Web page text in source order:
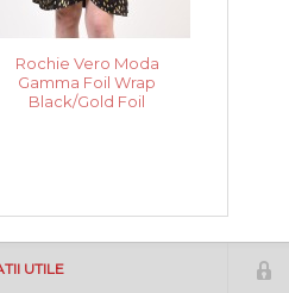
Rochie Vero Moda
Gamma Foil Wrap
Black/Gold Foil
UTILE